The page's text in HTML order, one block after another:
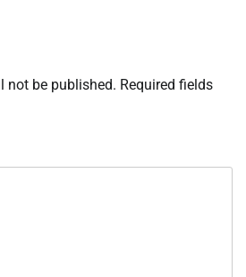
not be published. Required fields